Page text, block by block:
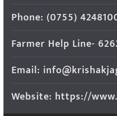
Phone: (0755)
Farmer Help Line-
Email:
Website: https://